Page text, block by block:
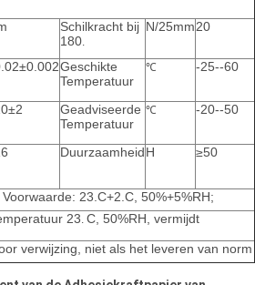
Schilkracht bij
180.
N/25mm20
Geschikte
Temperatuur
℃ -25--60
Geadviseerde
Temperatuur
℃ -20--50
DuurzaamheidH ≥50
23.C+2.C, 50%+5%RH;
23 C, 50%RH, vermijdt
verwijzing, niet als het leveren van norm